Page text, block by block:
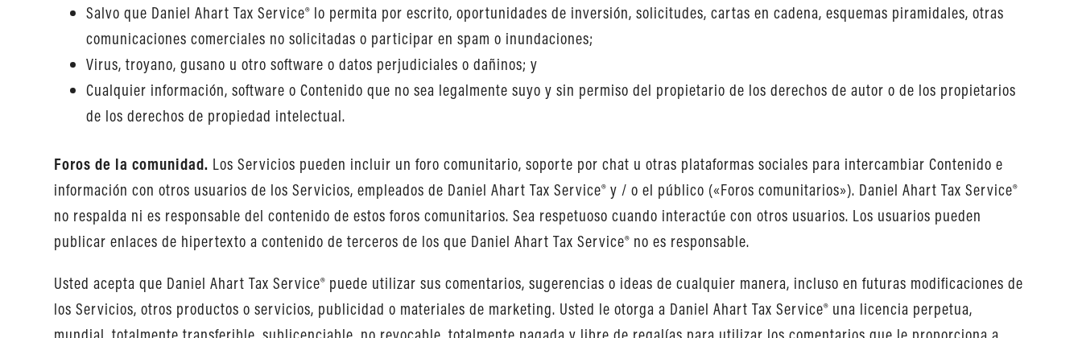
Salvo que Daniel Ahart Tax Service® lo permita por escrito, oportunidades de inversión, solicitudes, cartas en cadena, esquemas piramidales, otras
comunicaciones comerciales no solicitadas o participar en spam o inundaciones;
Virus, troyano, gusano u otro software o datos perjudiciales o dañinos; y
Cualquier información, software o Contenido que no sea legalmente suyo y sin permiso del propietario de los derechos de autor o de los propietarios
de los derechos de propiedad intelectual.
Foros de la comunidad. Los Servicios pueden incluir un foro comunitario, soporte por chat u otras plataformas sociales para intercambiar Contenido e
información con otros usuarios de los Servicios, empleados de Daniel Ahart Tax Service® y / o el público («Foros comunitarios»). Daniel Ahart Tax Service®
no respalda ni es responsable del contenido de estos foros comunitarios. Sea respetuoso cuando interactúe con otros usuarios. Los usuarios pueden
publicar enlaces de hipertexto a contenido de terceros de los que Daniel Ahart Tax Service® no es responsable.
Usted acepta que Daniel Ahart Tax Service® puede utilizar sus comentarios, sugerencias o ideas de cualquier manera, incluso en futuras modificaciones de
los Servicios, otros productos o servicios, publicidad o materiales de marketing. Usted le otorga a Daniel Ahart Tax Service® una licencia perpetua,